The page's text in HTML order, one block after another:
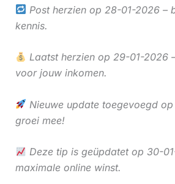
Post herzien op 28-01-2026 –
kennis.
Laatst herzien op 29-01-2026
voor jouw inkomen.
Nieuwe update toegevoegd
groei mee!
Deze tip is geüpdatet op 30-
maximale online winst.